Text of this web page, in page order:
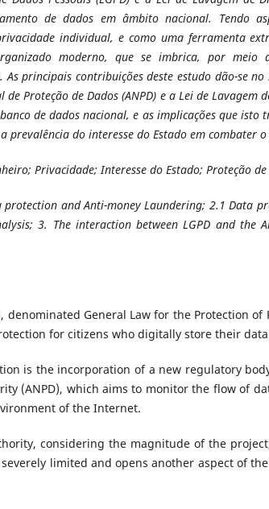
de dados em âmbito nacional. Tendo
individual, e como uma ferramenta
moderno, que se imbrica, por meio
principais contribuições deste estudo dão-se
Proteção de Dados (ANPD) e a Lei de Lavagem
de dados nacional, e as implicações que
prevalência do interesse do Estado em combater
Privacidade; Interesse do Estado; Proteção de
and Anti-money Laundering; 2.1 Data
3. The interaction between LGPD and the
denominated General Law for the Protection of
for citizens who digitally store their
is the incorporation of a new regulatory
(ANPD), which aims to monitor the flow of
of the Internet.
considering the magnitude of the
limited and opens another aspect of